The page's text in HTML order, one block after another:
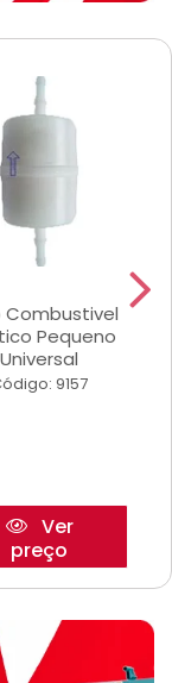
Combustivel
Pequeno
Universal
9157
Ver
preço